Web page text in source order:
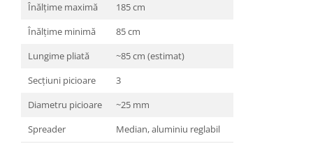
Înălțime maximă
185 cm
Înălțime minimă
85 cm
Lungime pliată
~85 cm (estimat)
Secțiuni picioare
3
Diametru picioare
~25 mm
Spreader
Median, aluminiu reglabil